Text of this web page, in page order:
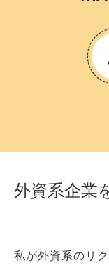
外資系企業
私が外資系のリ